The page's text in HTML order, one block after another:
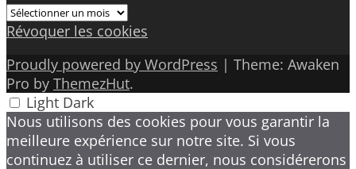
Archives
Révoquer les cookies
Proudly powered by WordPress | Theme: Awaken
Pro by ThemezHut.
Light Dark
Nous utilisons des cookies pour vous garantir la
meilleure expérience sur notre site. Si vous
continuez à utiliser ce dernier, nous considérerons